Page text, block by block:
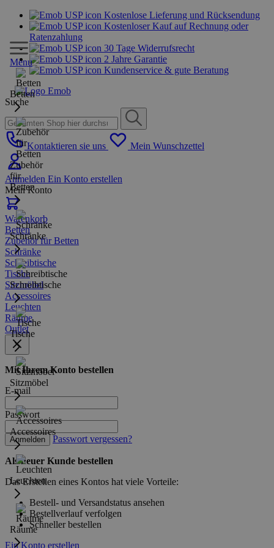
Kostenlose Lieferung und Rücksendung
Kostenloser Kauf auf Rechnung oder
Ratenzahlung
30 Tage Widerrufsrecht
2 Jahre Garantie
Kundenservice & gute Beratung
Suche
Kontaktieren sie uns Mein Wunschzettel
Anmelden Ein Konto erstellen
Mein Konto
Warenkorb
Menu
Betten
Zubehör
für
Betten
Schränke
Schreibtische
Tische
Sitzmöbel
Accessoires
Leuchten
Räume
Betten
Zubehör für Betten
Schränke
Schreibtische
Tische
Sitzmöbel
Accessoires
Leuchten
Räume
Outlet
Mit Ihrem Konto bestellen
E-mail
Passwort
Anmelden Passwort vergessen?
Als neuer Kunde bestellen
Das Erstellen eines Kontos hat viele Vorteile:
Bestell- und Versandstatus ansehen
Bestellverlauf verfolgen
Schneller bestellen
Ein Konto erstellen